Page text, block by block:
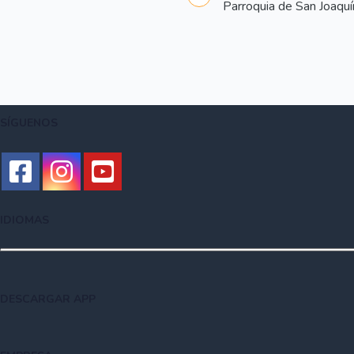
Parroquia de San